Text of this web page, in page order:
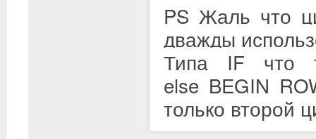
PS Жаль что
дважды
Типа IF что
else BEGIN
только второй